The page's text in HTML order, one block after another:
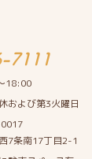
7111
18:00
および第3火曜日
7条南17丁目2-1